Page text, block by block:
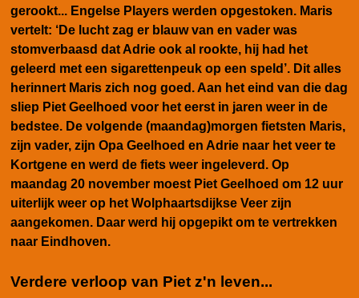
gerookt... Engelse Players werden opgestoken. Maris
vertelt: ‘De lucht zag er blauw van en vader was
stomverbaasd dat Adrie ook al rookte, hij had het
geleerd met een sigarettenpeuk op een speld’. Dit alles
herinnert Maris zich nog goed. Aan het eind van die dag
sliep Piet Geelhoed voor het eerst in jaren weer in de
bedstee. De volgende (maandag)morgen fietsten Maris,
zijn vader, zijn Opa Geelhoed en Adrie naar het veer te
Kortgene en werd de fiets weer ingeleverd. Op
maandag 20 november moest Piet Geelhoed om 12 uur
uiterlijk weer op het Wolphaartsdijkse Veer zijn
aangekomen. Daar werd hij opgepikt om te vertrekken
naar Eindhoven.
Verdere verloop van Piet z'n leven...